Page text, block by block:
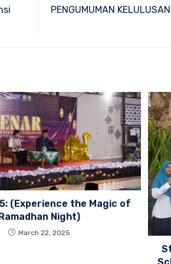
PENGUMUMAN
(Experience the Magic of
Night)
March 22, 2025